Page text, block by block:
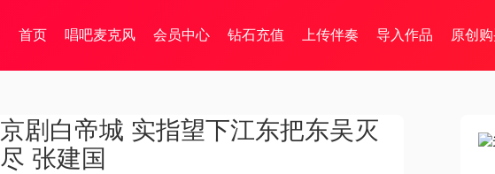
首页 唱吧麦克风 会员中心 钻石充值 上传伴奏 导入作品 原创
京剧白帝城 实指望下江东把东吴灭
尽 张建国